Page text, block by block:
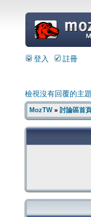
=
登入 註冊
檢視沒有回覆的主題
MozTW» 討論區首